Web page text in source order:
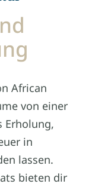
dem
schon
African
von einer
Erholung,
in
lassen.
bieten dir